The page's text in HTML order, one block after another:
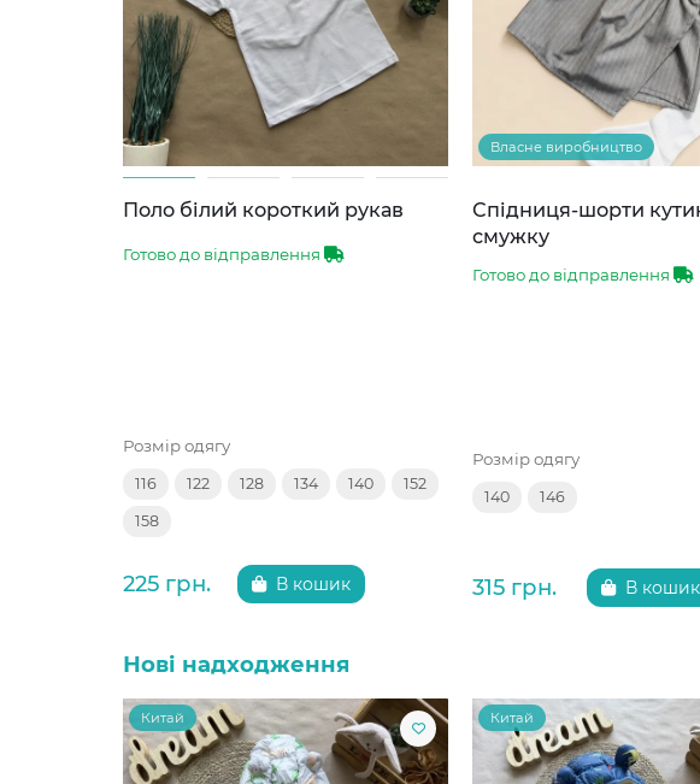
Поло білий короткий рукав
Готово до відправлення
Розмір одягу
116 122 128 134 140 152
158
225 грн. В кошик
Власне виробництво
Спідниця-шорти
смужку
Готово до відправлення
Розмір одягу
140 146
315 грн. В кошик
Нові надходження
Китай Китай